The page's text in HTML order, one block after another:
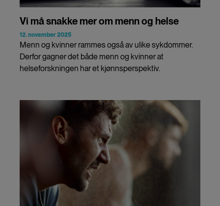
Vi må snakke mer om menn og helse
12. november 2025
Menn og kvinner rammes også av ulike sykdommer.
Derfor gagner det både menn og kvinner at
helseforskningen har et kjønnsperspektiv.